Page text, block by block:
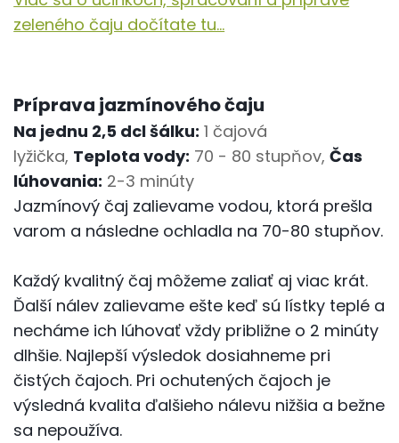
zeleného čaju dočítate tu...
Príprava jazmínového čaju
Na jednu 2,5 dcl šálku: 1 čajová
lyžička, Teplota vody: 70 - 80 stupňov,Čas
lúhovania: 2-3 minúty
Jazmínový čaj zalievame vodou, ktorá prešla
varom a následne ochladla na 70-80 stupňov.
Každý kvalitný čaj môžeme zaliať aj viac krát.
Ďalší nálev zalievame ešte keď sú lístky teplé a
necháme ich lúhovať vždy približne o 2 minúty
dlhšie. Najlepší výsledok dosiahneme pri
čistých čajoch. Pri ochutených čajoch je
výsledná kvalita ďalšieho nálevu nižšia a bežne
sa nepoužíva.